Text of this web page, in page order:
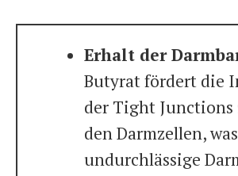
Erhalt der
Butyrat fördert die
der Tight Junctions
den Darmzellen,
undurchlässige